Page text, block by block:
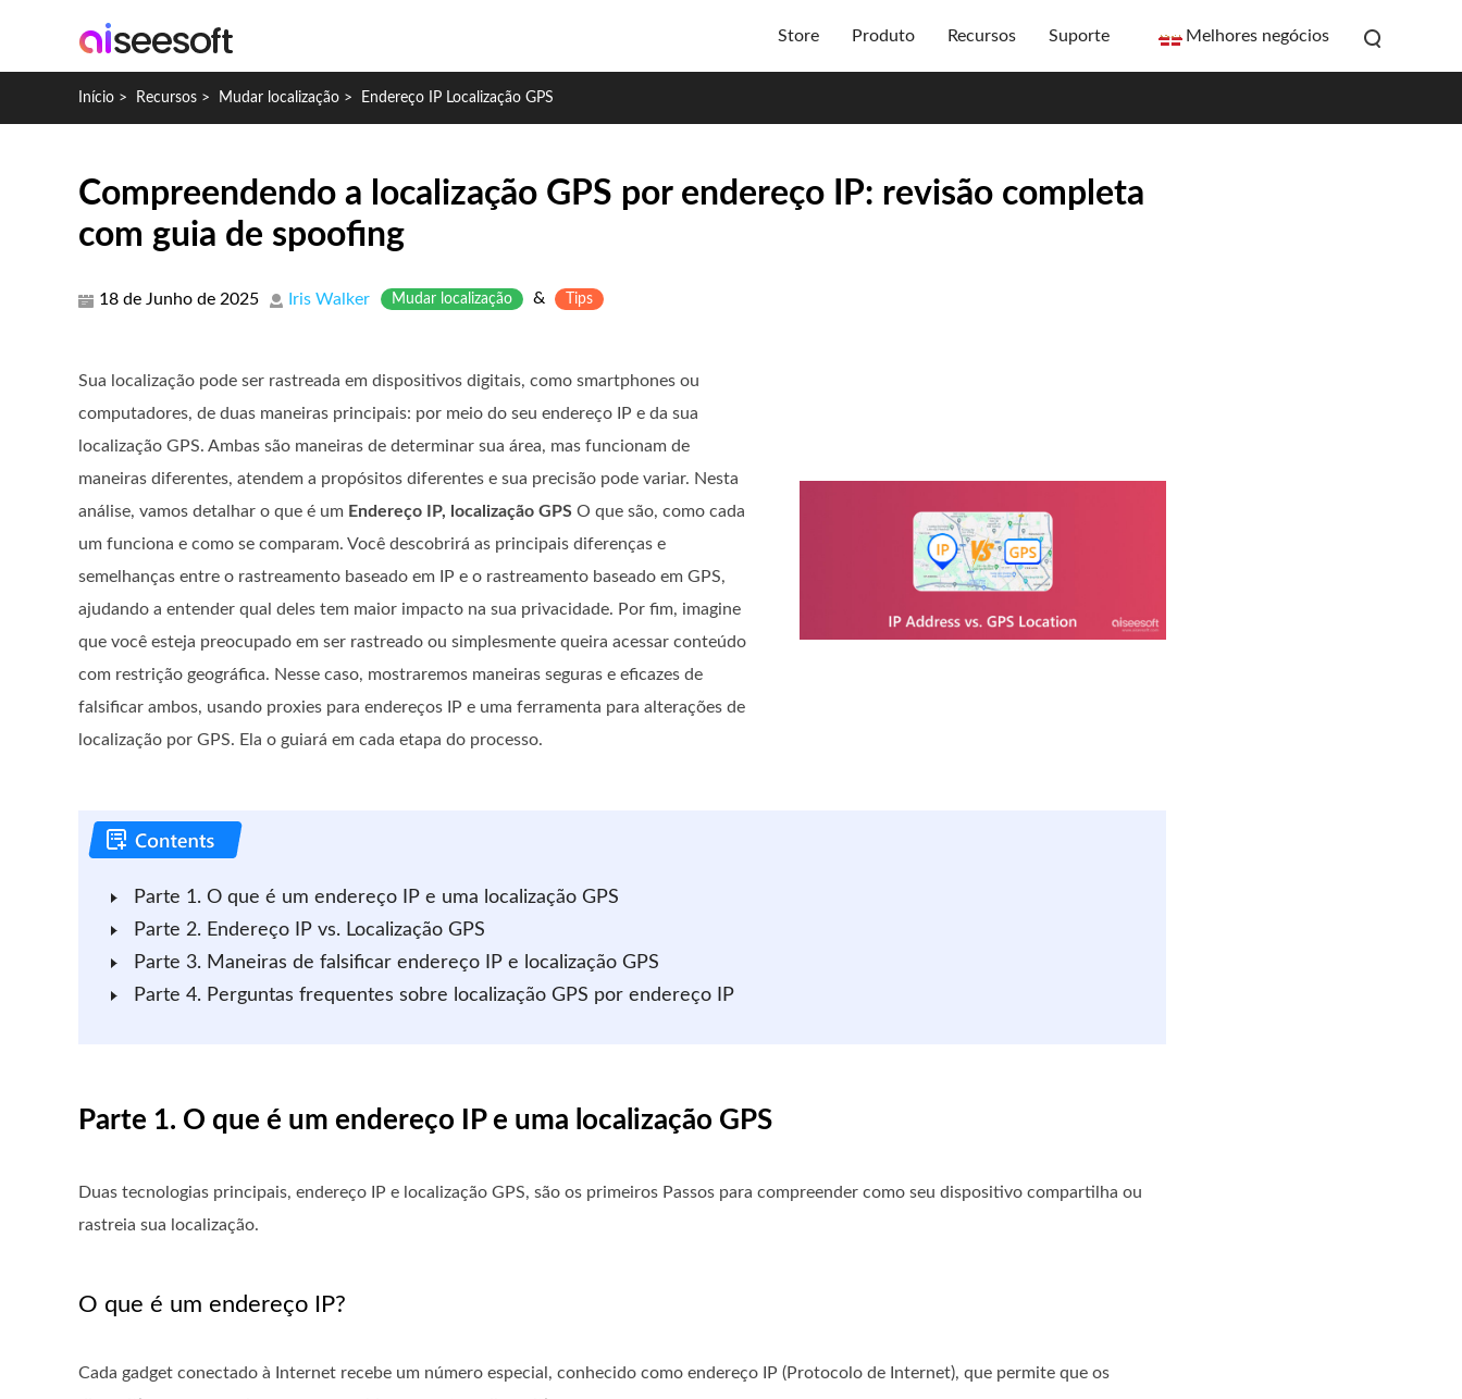
Store Produto Recursos Suporte Melhores negócios
Início > Recursos > Mudar localização > Endereço IP Localização GPS
Compreendendo a localização GPS por endereço IP: revisão completa
com guia de spoofing
18 de Junho de 2025 Iris Walker Mudar localização & Tips
Sua localização pode ser rastreada em dispositivos digitais, como smartphones ou
computadores, de duas maneiras principais: por meio do seu endereço IP e da sua
localização GPS. Ambas são maneiras de determinar sua área, mas funcionam de
maneiras diferentes, atendem a propósitos diferentes e sua precisão pode variar. Nesta
análise, vamos detalhar o que é um Endereço IP, localização GPS O que são, como cada
um funciona e como se comparam. Você descobrirá as principais diferenças e
semelhanças entre o rastreamento baseado em IP e o rastreamento baseado em GPS,
ajudando a entender qual deles tem maior impacto na sua privacidade. Por fim, imagine
que você esteja preocupado em ser rastreado ou simplesmente queira acessar conteúdo
com restrição geográfica. Nesse caso, mostraremos maneiras seguras e eficazes de
falsificar ambos, usando proxies para endereços IP e uma ferramenta para alterações de
localização por GPS. Ela o guiará em cada etapa do processo.
Parte 1. O que é um endereço IP e uma localização GPS
Parte 2. Endereço IP vs. Localização GPS
Parte 3. Maneiras de falsificar endereço IP e localização GPS
Parte 4. Perguntas frequentes sobre localização GPS por endereço IP
Parte 1. O que é um endereço IP e uma localização GPS
Duas tecnologias principais, endereço IP e localização GPS, são os primeiros Passos para compreender como seu dispositivo compartilha ou
rastreia sua localização.
O que é um endereço IP?
Cada gadget conectado à Internet recebe um número especial, conhecido como endereço IP (Protocolo de Internet), que permite que os